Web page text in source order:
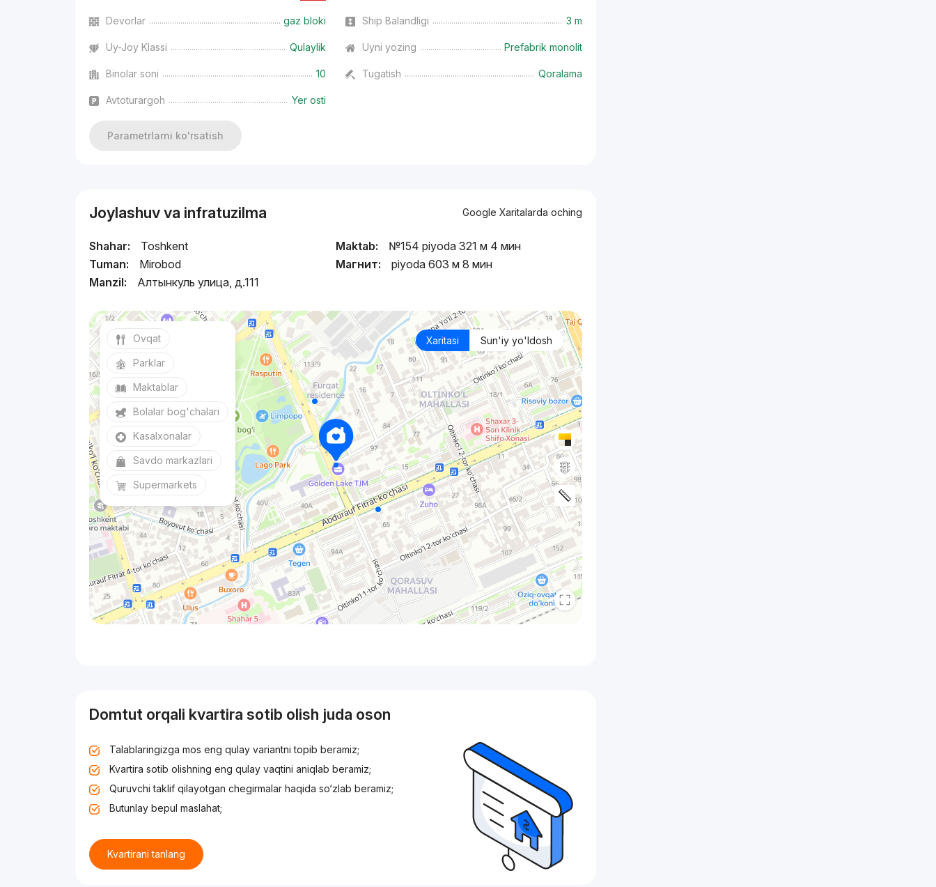
Devorlar gaz bloki Ship Balandligi 3 m
Uy-Joy Klassi Qulaylik Uyni yozing Prefabrik monolit
Binolar soni 10 Tugatish Qoralama
Avtoturargoh Yer osti
Parametrlarni ko'rsatish
Joylashuv va infratuzilma Google Xaritalarda oching
Shahar:
Toshkent
Tuman:
Mirobod
Manzil:
Алтынкуль улица, д.111
Maktab:
№154 piyoda 321 м 4 мин
Магнит:
piyoda 603 м 8 мин
Xaritasi Sun'iy yo'ldosh
Ovqat
Parklar
Maktablar
Bolalar bog'chalari
Kasalxonalar
Savdo markazlari
Supermarkets
Domtut orqali kvartira sotib olish juda oson
Talablaringizga mos eng qulay variantni topib beramiz;
Kvartira sotib olishning eng qulay vaqtini aniqlab beramiz;
Quruvchi taklif qilayotgan chegirmalar haqida so‘zlab beramiz;
Butunlay bepul maslahat;
Kvartirani tanlang